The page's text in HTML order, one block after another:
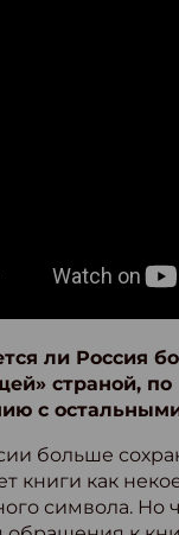
ли Россия
страной, по
с
больше
книги как
символа. Но